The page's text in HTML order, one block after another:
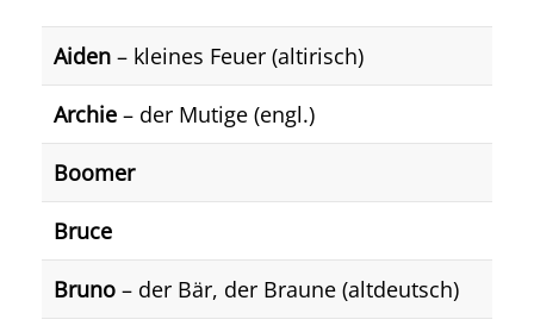
Aiden – kleines Feuer (altirisch)
Archie – der Mutige (engl.)
Boomer
Bruce
Bruno – der Bär, der Braune (altdeutsch)